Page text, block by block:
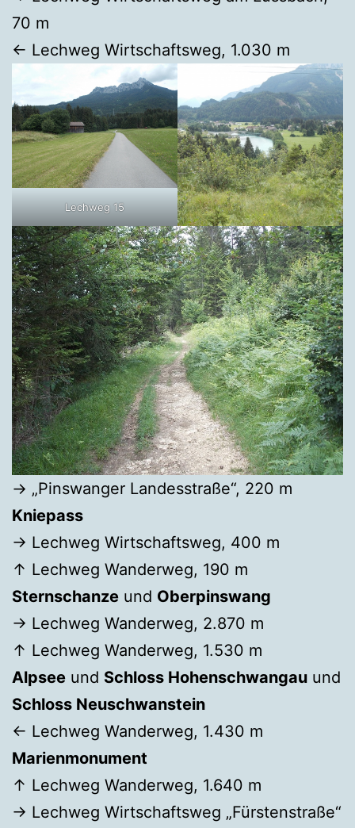
70 m
← Lechweg Wirtschaftsweg, 1.030 m
Lechweg 15
→ „Pinswanger Landesstraße“, 220 m
Kniepass
→ Lechweg Wirtschaftsweg, 400 m
↑ Lechweg Wanderweg, 190 m
Sternschanze und Oberpinswang
→ Lechweg Wanderweg, 2.870 m
↑ Lechweg Wanderweg, 1.530 m
Alpsee und Schloss Hohenschwangau und
Schloss Neuschwanstein
← Lechweg Wanderweg, 1.430 m
Marienmonument
↑ Lechweg Wanderweg, 1.640 m
→ Lechweg Wirtschaftsweg „Fürstenstraße“